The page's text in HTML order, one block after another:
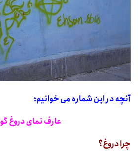
آنچه در این شماره می خوانیم؛
عارف نمای دروغ گو ۱
چرا دروغ؟